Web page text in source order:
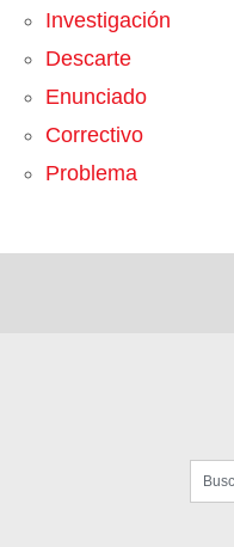
Investigación
Descarte
Enunciado
Correctivo
Problema